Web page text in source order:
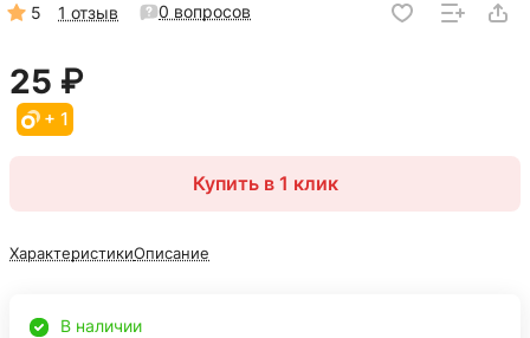
5 1 отзыв 0 вопросов
25 ₽
+ 1
Купить в 1 клик
ХарактеристикиОписание
В наличии